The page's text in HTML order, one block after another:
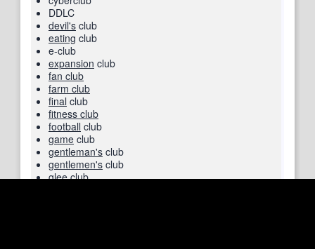
DDLC
devil's club
eating club
e-club
expansion club
fan club
farm club
final club
fitness club
football club
game club
gentleman's club
gentlemen's club
glee club